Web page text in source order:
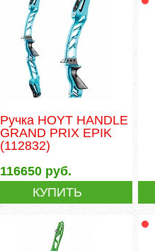
Ручка HOYT HANDLE
GRAND PRIX EPIK
(112832)
116650 руб.
КУПИТЬ